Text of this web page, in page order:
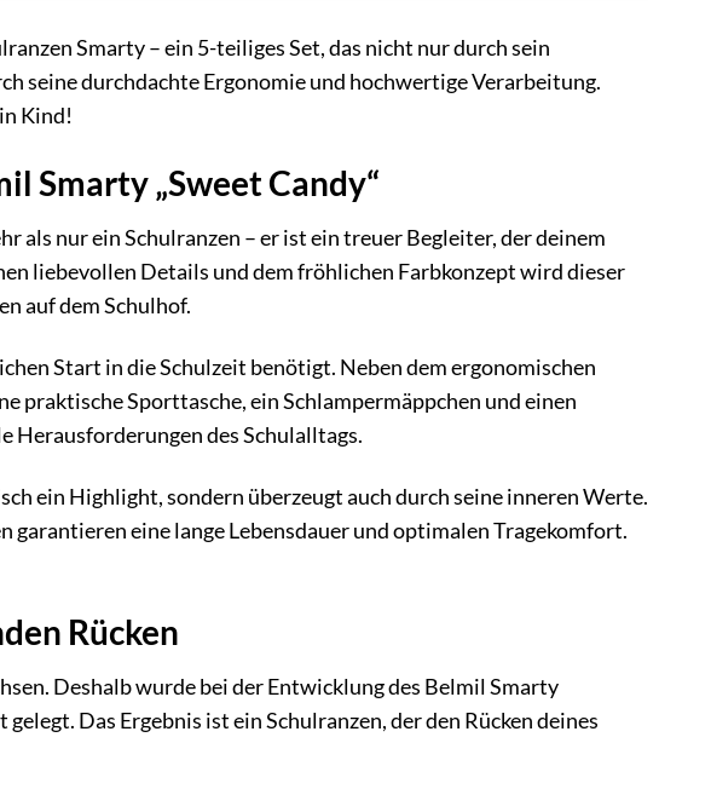
Smarty – ein 5-teiliges Set, das nicht nur durch sein
seine durchdachte Ergonomie und hochwertige Verarbeitung.
Kind!
Smarty „Sweet Candy“
als nur ein Schulranzen – er ist ein treuer Begleiter, der deinem
liebevollen Details und dem fröhlichen Farbkonzept wird dieser
auf dem Schulhof.
Start in die Schulzeit benötigt. Neben dem ergonomischen
praktische Sporttasche, ein Schlampermäppchen und einen
Herausforderungen des Schulalltags.
ein Highlight, sondern überzeugt auch durch seine inneren Werte.
eine lange Lebensdauer und optimalen Tragekomfort.
Rücken
Deshalb wurde bei der Entwicklung des Belmil Smarty
Das Ergebnis ist ein Schulranzen, der den Rücken deines